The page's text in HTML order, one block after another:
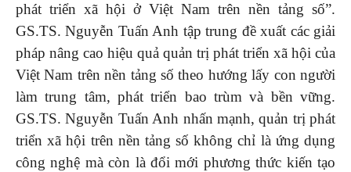
phát triển xã hội ở Việt Nam trên nền tảng số”.
GS.TS. Nguyễn Tuấn Anh tập trung đề xuất các giải
pháp nâng cao hiệu quả quản trị phát triển xã hội của
Việt Nam trên nền tảng số theo hướng lấy con người
làm trung tâm, phát triển bao trùm và bền vững.
GS.TS. Nguyễn Tuấn Anh nhấn mạnh, quản trị phát
triển xã hội trên nền tảng số không chỉ là ứng dụng
công nghệ mà còn là đổi mới phương thức kiến tạo